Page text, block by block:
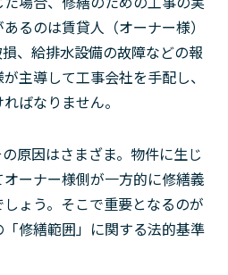
るのは賃貸人（オーナー様）
、給排水設備の故障などの報
主導して工事会社を手配し、
ばなりません。
原因はさまざま。物件に生じ
ーナー様側が一方的に修繕義
ょう。そこで重要となるのが
修繕範囲」に関する法的基準